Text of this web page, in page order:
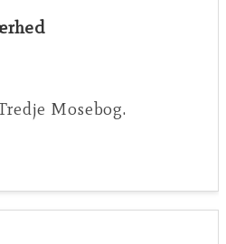
Mosebog.